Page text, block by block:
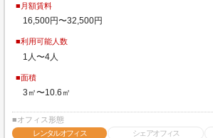
■月額賃料
16,500円〜32,500円
■利用可能人数
1人〜4人
■面積
3㎡〜10.6㎡
■オフィス形態
レンタルオフィス
シェアオフィス